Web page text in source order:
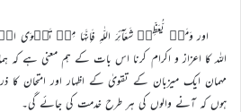
اللہ کا اعزاز و اکرام کرنا اس بات کے ہم معنی ہے
مہمان ایک میزبان کے تقویٰ کے اظہار اور امتحان کا
ہوں کہ آنے والوں کی ہر طرح خدمت کی جائے گی۔